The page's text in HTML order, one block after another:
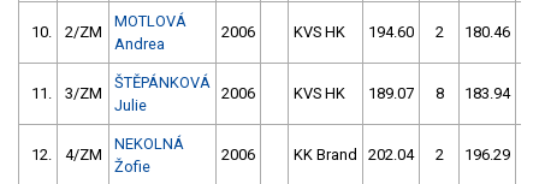
10. 2/ZM
MOTLOVÁ
Andrea
2006 KVS HK 194.60 2 180.46
11. 3/ZM
ŠTĚPÁNKOVÁ
Julie
2006 KVS HK 189.07 8 183.94
12. 4/ZM
NEKOLNÁ
Žofie
2006 KK Brand 202.04 2 196.29